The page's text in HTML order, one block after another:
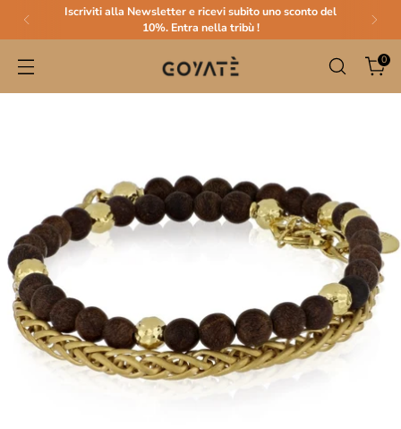
Iscriviti alla Newsletter e ricevi subito uno sconto del
10%. Entra nella tribù !
0